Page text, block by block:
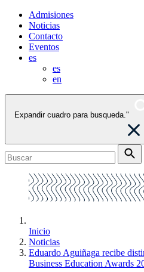
Admisiones
Noticias
Contacto
Eventos
es
es
en
Expandir cuadro para busqueda."
Inicio
Noticias
Eduardo Aguiñaga recibe
Business Education Awards